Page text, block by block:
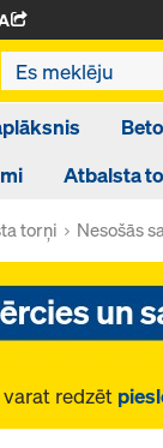
Atbalsta
torņi Nesošās
redzēt